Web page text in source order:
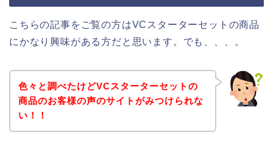
こちらの記事をご覧の方はVCスターターセットの商品
にかなり興味がある方だと思います。でも、、、。
色々と調べたけどVCスターターセットの
商品のお客様の声のサイトがみつけられな
い！！